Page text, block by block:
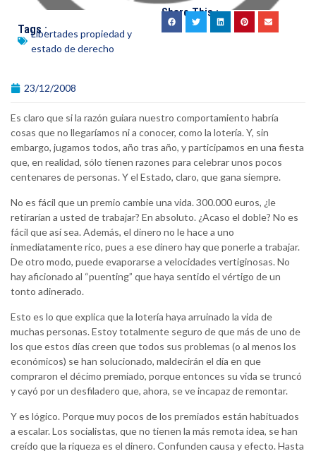
Tags :
Libertades propiedad y
estado de derecho
Share This :
23/12/2008
Es claro que si la razón guiara nuestro comportamiento habría
cosas que no llegaríamos ni a conocer, como la lotería. Y, sin
embargo, jugamos todos, año tras año, y participamos en una fiesta
que, en realidad, sólo tienen razones para celebrar unos pocos
centenares de personas. Y el Estado, claro, que gana siempre.
No es fácil que un premio cambie una vida. 300.000 euros, ¿le
retirarían a usted de trabajar? En absoluto. ¿Acaso el doble? No es
fácil que así sea. Además, el dinero no le hace a uno
inmediatamente rico, pues a ese dinero hay que ponerle a trabajar.
De otro modo, puede evaporarse a velocidades vertiginosas. No
hay aficionado al “puenting” que haya sentido el vértigo de un
tonto adinerado.
Esto es lo que explica que la lotería haya arruinado la vida de
muchas personas. Estoy totalmente seguro de que más de uno de
los que estos días creen que todos sus problemas (o al menos los
económicos) se han solucionado, maldecirán el día en que
compraron el décimo premiado, porque entonces su vida se truncó
y cayó por un desfiladero que, ahora, se ve incapaz de remontar.
Y es lógico. Porque muy pocos de los premiados están habituados
a escalar. Los socialistas, que no tienen la más remota idea, se han
creído que la riqueza es el dinero. Confunden causa y efecto. Hasta